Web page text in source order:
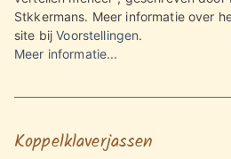
Stkkermans. Meer informatie over
site bijVoorstellingen.
Meer informatie...
Koppelklaverjassen